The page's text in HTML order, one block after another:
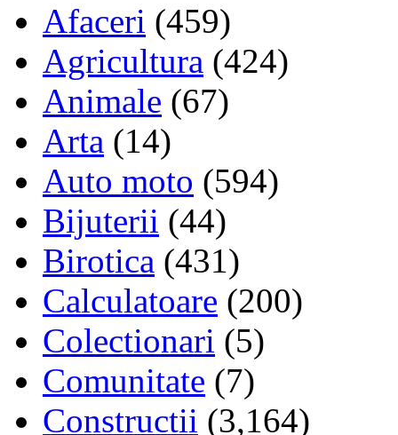
Afaceri (459)
Agricultura (424)
Animale (67)
Arta (14)
Auto moto (594)
Bijuterii (44)
Birotica (431)
Calculatoare (200)
Colectionari (5)
Comunitate (7)
Constructii (3,164)